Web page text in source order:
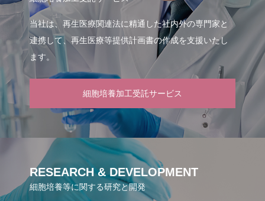
当社は、再生医療関連法に精通した社内外の専門家と
連携して、再生医療等提供計画書の作成を支援いたし
ます。
細胞培養加工受託サービス
RESEARCH & DEVELOPMENT
細胞培養等に関する研究と開発